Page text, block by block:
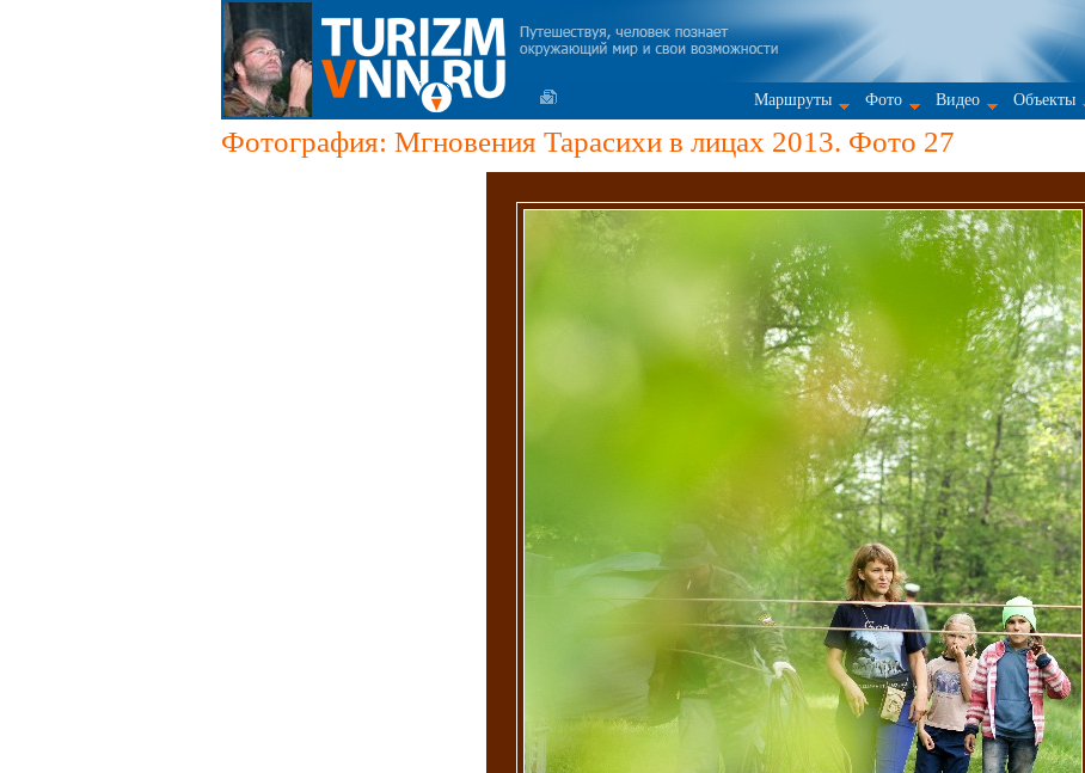
Маршруты Фото Видео Объекты
Фотография: Мгновения Тарасихи в лицах 2013. Фото 27